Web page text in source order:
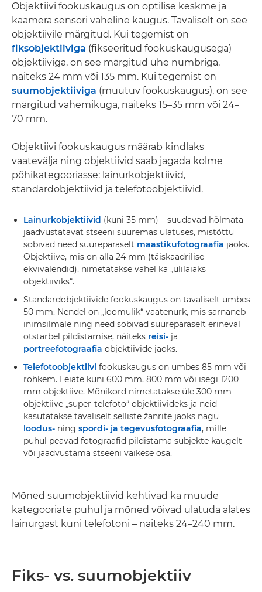
Objektiivi fookuskaugus on optilise keskme ja
kaamera sensori vaheline kaugus. Tavaliselt on see
objektiivile märgitud. Kui tegemist on
fiksobjektiiviga (fikseeritud fookuskaugusega)
objektiiviga, on see märgitud ühe numbriga,
näiteks 24 mm või 135 mm. Kui tegemist on
suumobjektiiviga (muutuv fookuskaugus), on see
märgitud vahemikuga, näiteks 15–35 mm või 24–
70 mm.
Objektiivi fookuskaugus määrab kindlaks
vaatevälja ning objektiivid saab jagada kolme
põhikategooriasse: lainurkobjektiivid,
standardobjektiivid ja telefotoobjektiivid.
Lainurkobjektiivid (kuni 35 mm) – suudavad hõlmata
jäädvustatavat stseeni suuremas ulatuses, mistõttu
sobivad need suurepäraselt maastikufotograafia jaoks.
Objektiive, mis on alla 24 mm (täiskaadrilise
ekvivalendid), nimetatakse vahel ka „ülilaiaks
objektiiviks“.
Standardobjektiivide fookuskaugus on tavaliselt umbes
50 mm. Nendel on „loomulik“ vaatenurk, mis sarnaneb
inimsilmale ning need sobivad suurepäraselt erineval
otstarbel pildistamise, näiteks reisi- ja
portreefotograafia objektiivide jaoks.
Telefotoobjektiivi fookuskaugus on umbes 85 mm või
rohkem. Leiate kuni 600 mm, 800 mm või isegi 1200
mm objektiive. Mõnikord nimetatakse üle 300 mm
objektiive „super-telefoto“ objektiivideks ja neid
kasutatakse tavaliselt selliste žanrite jaoks nagu
loodus- ning spordi- ja tegevusfotograafia, mille
puhul peavad fotograafid pildistama subjekte kaugelt
või jäädvustama stseeni väikese osa.
Mõned suumobjektiivid kehtivad ka muude
kategooriate puhul ja mõned võivad ulatuda alates
lainurgast kuni telefotoni – näiteks 24–240 mm.
Fiks- vs. suumobjektiiv